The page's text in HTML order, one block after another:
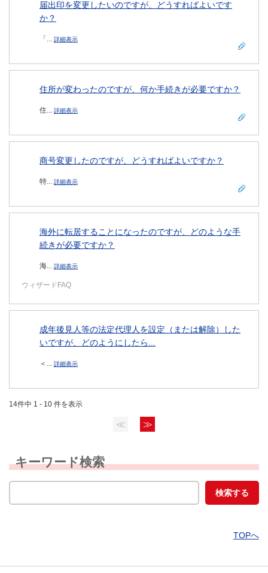
届出印を変更したいのですが、どうすればよいです
か？
「... 詳細表示
住所が変わったのですが、何か手続きが必要ですか？
住... 詳細表示
商号変更したのですが、どうすればよいですか？
特... 詳細表示
海外に転居することになったのですが、どのような手
続きが必要ですか？
海... 詳細表示
ウィザードFAQ
成年後見人等の法定代理人を設定（または解除）した
いですが、どのようにしたら...
＜... 詳細表示
14件中 1 - 10 件を表示
≪ ≫
キーワード検索
TOPへ